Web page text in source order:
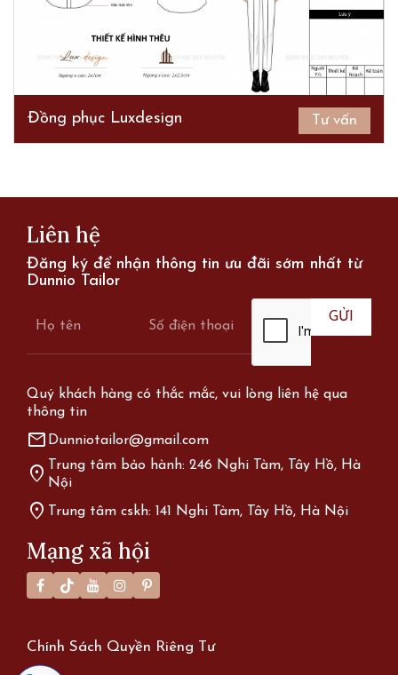
Đồng phục Luxdesign Tư vấn
Liên hệ
Đăng ký để nhận thông tin ưu đãi sớm nhất từ
Dunnio Tailor
Quý khách hàng có thắc mắc, vui lòng liên hệ qua
thông tin
mail Dunniotailor@gmail.com
location_on
Trung tâm bảo hành: 246 Nghi Tàm, Tây Hồ, Hà
Nội
location_on Trung tâm cskh: 141 Nghi Tàm, Tây Hồ, Hà Nội
Mạng xã hội
Chính Sách Quyền Riêng Tư